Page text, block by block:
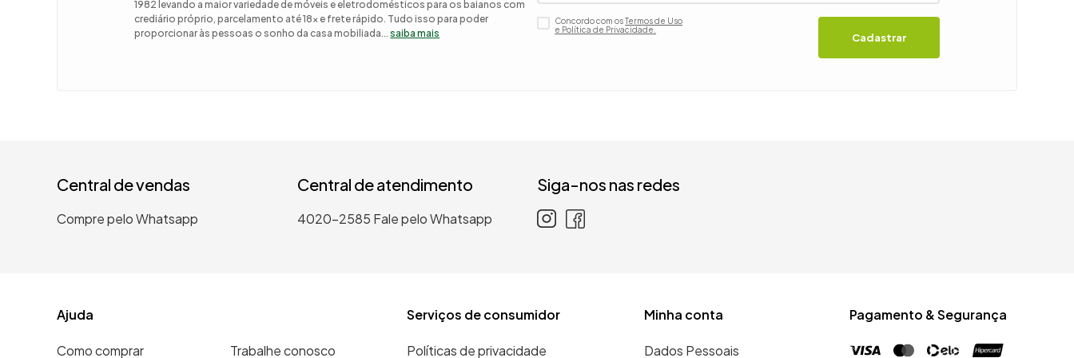
1982 levando a maior variedade de móveis e eletrodomésticos para os baianos com
crediário próprio, parcelamento até 18x e frete rápido. Tudo isso para poder
proporcionar às pessoas o sonho da casa mobiliada...saiba mais
Concordo com osTermos de Uso
e Política de Privacidade.
Cadastrar
Central de vendas
Compre pelo Whatsapp
Central de atendimento
4020-2585 Fale pelo Whatsapp
Siga-nos nas redes
Ajuda
Como comprar Trabalhe conosco
Serviços de consumidor
Políticas de privacidade
Minha conta
Dados Pessoais
Pagamento & Segurança
9º
guarda roupa casal